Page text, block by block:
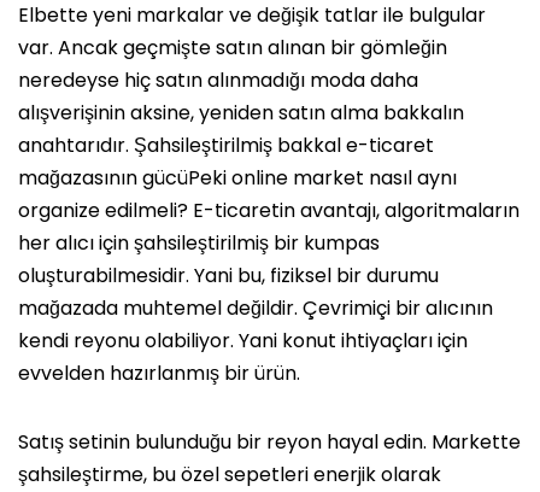
Elbette yeni markalar ve değişik tatlar ile bulgular
var. Ancak geçmişte satın alınan bir gömleğin
neredeyse hiç satın alınmadığı moda daha
alışverişinin aksine, yeniden satın alma bakkalın
anahtarıdır. Şahsileştirilmiş bakkal e-ticaret
mağazasının gücüPeki online market nasıl aynı
organize edilmeli? E-ticaretin avantajı, algoritmaların
her alıcı için şahsileştirilmiş bir kumpas
oluşturabilmesidir. Yani bu, fiziksel bir durumu
mağazada muhtemel değildir. Çevrimiçi bir alıcının
kendi reyonu olabiliyor. Yani konut ihtiyaçları için
evvelden hazırlanmış bir ürün.
Satış setinin bulunduğu bir reyon hayal edin. Markette
şahsileştirme, bu özel sepetleri enerjik olarak